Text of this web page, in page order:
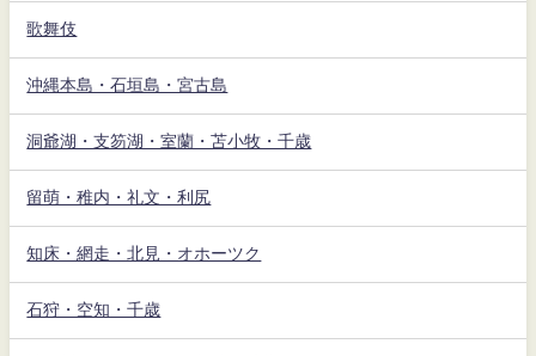
歌舞伎
沖縄本島・石垣島・宮古島
洞爺湖・支笏湖・室蘭・苫小牧・千歳
留萌・稚内・礼文・利尻
知床・網走・北見・オホーツク
石狩・空知・千歳